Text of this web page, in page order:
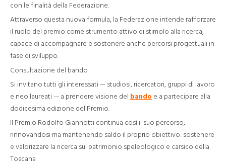
con le finalità della Federazione.
Attraverso questa nuova formula, la Federazione intende rafforzare
il ruolo del premio come strumento attivo di stimolo alla ricerca,
capace di accompagnare e sostenere anche percorsi progettuali in
fase di sviluppo.
Consultazione del bando
Si invitano tutti gli interessati — studiosi, ricercatori, gruppi di lavoro
e neo laureati — a prendere visione del bando e a partecipare alla
dodicesima edizione del Premio.
Il Premio Rodolfo Giannotti continua così il suo percorso,
rinnovandosi ma mantenendo saldo il proprio obiettivo: sostenere
e valorizzare la ricerca sul patrimonio speleologico e carsico della
Toscana